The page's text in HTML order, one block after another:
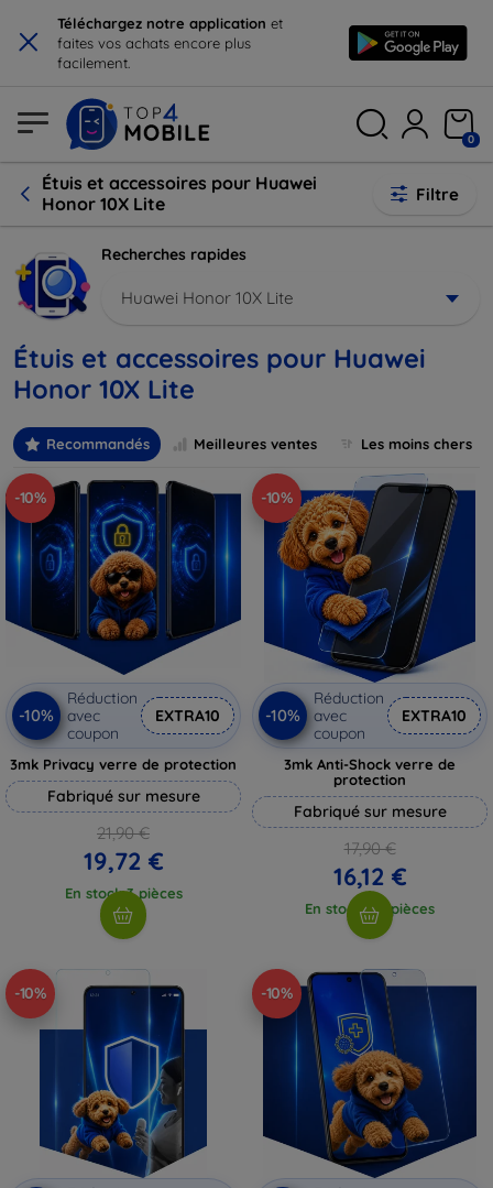
× Téléchargez notre application et
faites vos achats encore plus
facilement.
0
Étuis et accessoires pour Huawei
Honor 10X Lite
Filtre
Recherches rapides
Huawei Honor 10X Lite
Étuis et accessoires pour Huawei
Honor 10X Lite
Recommandés Meilleures ventes Les moins chers
-10%
-10%
Réduction
avec
coupon
EXTRA10
3mk Privacy verre de protection
Fabriqué sur mesure
21,90 €
19,72 €
En stock 3 pièces
-10%
-10%
Réduction
avec
coupon
EXTRA10
3mk Anti-Shock verre de
protection
Fabriqué sur mesure
17,90 €
16,12 €
En stock > 5 pièces
-10% -10%